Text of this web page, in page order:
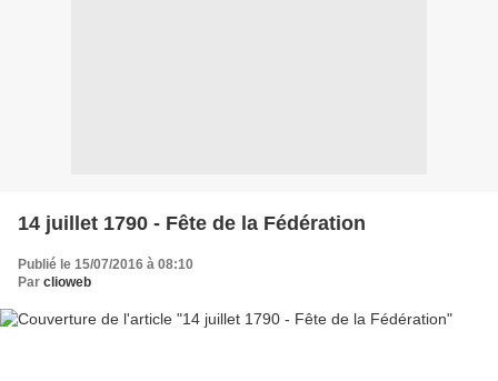
14 juillet 1790 - Fête de la Fédération
Publié le 15/07/2016 à 08:10
Par clioweb